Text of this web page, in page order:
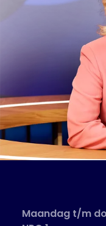
Maandag t/m